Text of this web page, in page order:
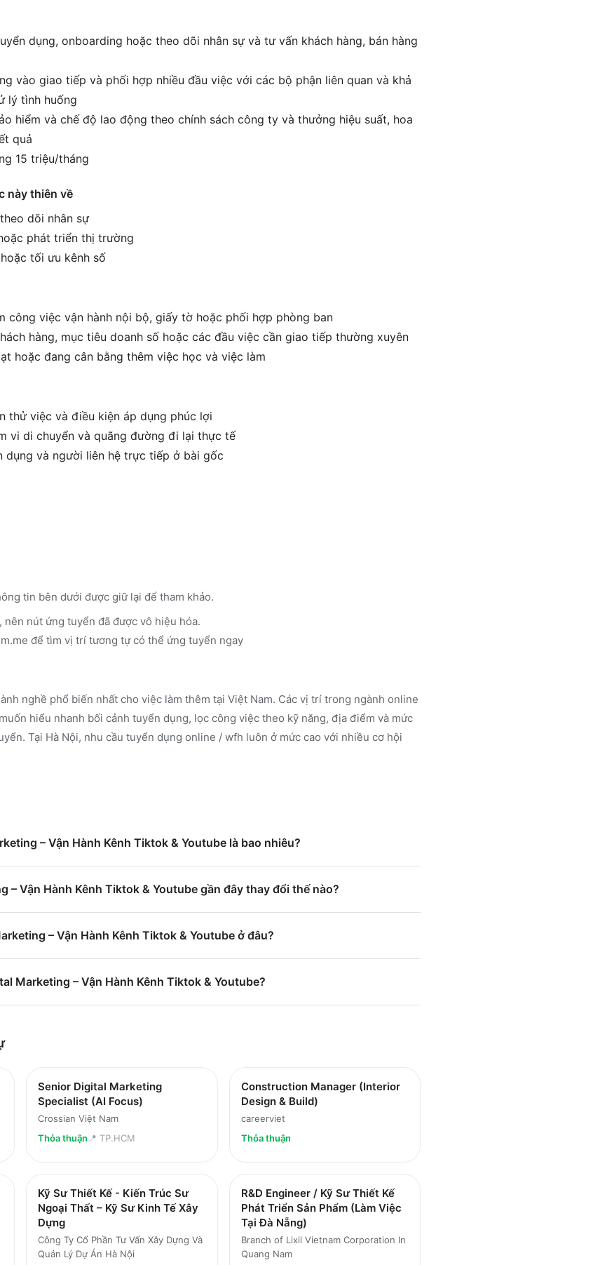
dụng, onboarding hoặc theo dõi nhân sự và tư vấn khách hàng, bán hàng
vào giao tiếp và phối hợp nhiều đầu việc với các bộ phận liên quan và khả
lý tình huống
hiểm và chế độ lao động theo chính sách công ty và thưởng hiệu suất, hoa
quả
15 triệu/tháng
này thiên về
dõi nhân sự
phát triển thị trường
tối ưu kênh số
công việc vận hành nội bộ, giấy tờ hoặc phối hợp phòng ban
hàng, mục tiêu doanh số hoặc các đầu việc cần giao tiếp thường xuyên
hoặc đang cân bằng thêm việc học và việc làm
thử việc và điều kiện áp dụng phúc lợi
vi di chuyển và quãng đường đi lại thực tế
dụng và người liên hệ trực tiếp ở bài gốc
tin bên dưới được giữ lại để tham khảo.
nút ứng tuyển đã được vô hiệu hóa.
để tìm vị trí tương tự có thể ứng tuyển ngay
nghề phổ biến nhất cho việc làm thêm tại Việt Nam. Các vị trí trong ngành online
hiểu nhanh bối cảnh tuyển dụng, lọc công việc theo kỹ năng, địa điểm và mức
Tại Hà Nội, nhu cầu tuyển dụng online / wfh luôn ở mức cao với nhiều cơ hội
– Vận Hành Kênh Tiktok & Youtube là bao nhiêu?
– Vận Hành Kênh Tiktok & Youtube gần đây thay đổi thế nào?
– Vận Hành Kênh Tiktok & Youtube ở đâu?
Marketing – Vận Hành Kênh Tiktok & Youtube?
Senior Digital Marketing
Specialist (AI Focus)
Crossian Việt Nam
Thỏa thuận 📍 TP.HCM
Construction Manager (Interior
Design & Build)
careerviet
Thỏa thuận
Kỹ Sư Thiết Kế - Kiến Trúc Sư
Ngoại Thất – Kỹ Sư Kinh Tế Xây
Dựng
Công Ty Cổ Phần Tư Vấn Xây Dựng Và
Quản Lý Dự Án Hà Nội
R&D Engineer / Kỹ Sư Thiết Kế
Phát Triển Sản Phẩm (Làm Việc
Tại Đà Nẵng)
Branch of Lixil Vietnam Corporation In
Quang Nam